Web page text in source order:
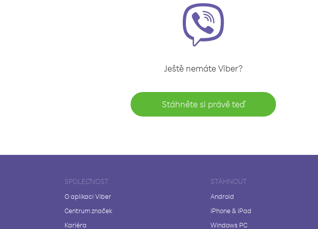
Ještě nemáte Viber?
Stáhněte si právě teď
SPOLEČNOST
O aplikaci Viber
Centrum značek
Kariéra
STÁHNOUT
Android
iPhone & iPad
Windows PC